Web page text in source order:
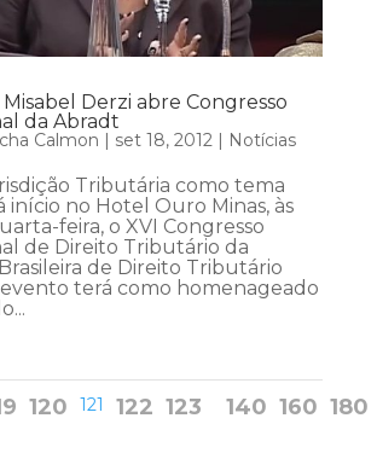
Derzi abre Congresso
da Abradt
Calmon | set 18, 2012| Notícias
Tributária como tema
início no Hotel Ouro Minas, às
feira, o XVI Congresso
de Direito Tributário da
de Direito Tributário
terá como homenageado
120 121 122 123 140 160 180